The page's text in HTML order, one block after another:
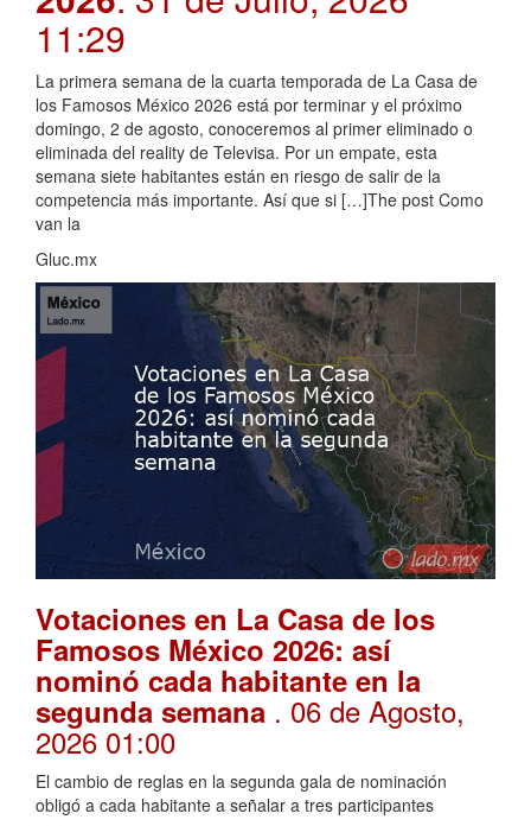
11:29
La primera semana de la cuarta temporada de La Casa de
los Famosos México 2026 está por terminar y el próximo
domingo, 2 de agosto, conoceremos al primer eliminado o
eliminada del reality de Televisa. Por un empate, esta
semana siete habitantes están en riesgo de salir de la
competencia más importante. Así que si […]The post Como
van la
Gluc.mx
Votaciones en La Casa de los
Famosos México 2026: así
nominó cada habitante en la
segunda semana . 06 de Agosto,
2026 01:00
El cambio de reglas en la segunda gala de nominación
obligó a cada habitante a señalar a tres participantes